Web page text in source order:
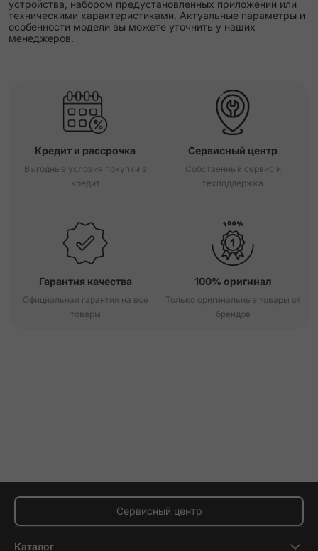
устройства, набором предустановленных приложений или
техническими характеристиками. Актуальные параметры и
особенности модели вы можете уточнить у наших
менеджеров.
Кредит и рассрочка
Выгодные условия покупки в
кредит
Сервисный центр
Собственный сервис и
техподдержка
Гарантия качества
Официальная гарантия на все
товары
100% оригинал
Только оригинальные товары от
брендов
Сервисный центр
Каталог